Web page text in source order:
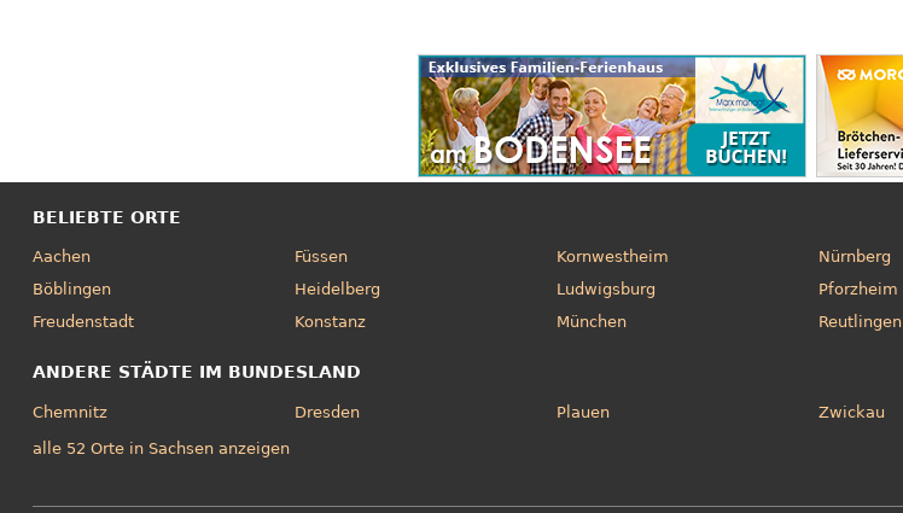
BELIEBTE ORTE
Aachen
Böblingen
Freudenstadt
Füssen
Heidelberg
Konstanz
Kornwestheim
Ludwigsburg
München
Nürnberg
Pforzheim
Reutlingen
ANDERE STÄDTE IM BUNDESLAND
Chemnitz Dresden Plauen Zwickau
alle 52 Orte in Sachsen anzeigen